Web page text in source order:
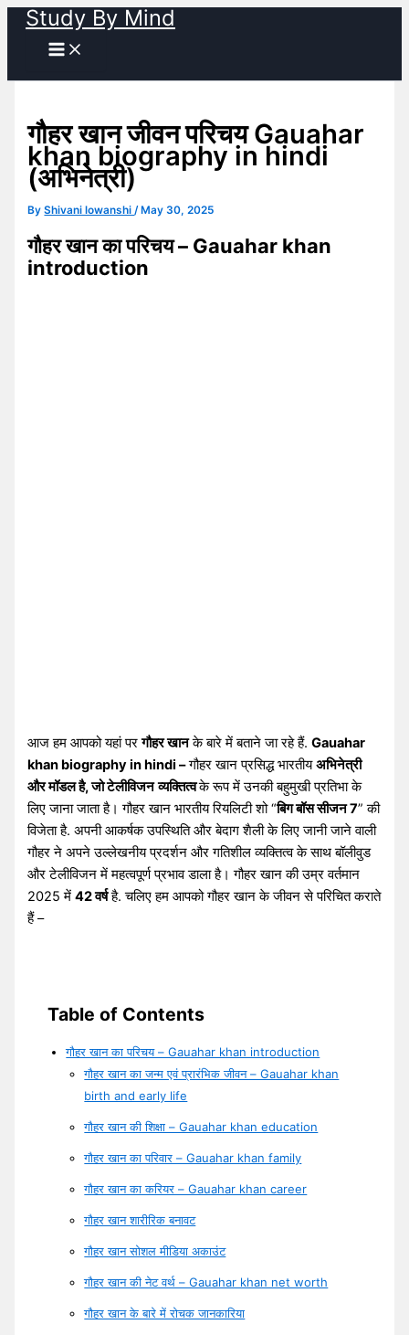
Skip
content
Study By Mind
गौहर खान जीवन परिचय Gauahar
khan biography in hindi
(अभिनेत्री)
ByShivani lowanshi/ May 30, 2025
गौहर खान का परिचय – Gauahar khan
introduction
आज हम आपको यहां परगौहर खानके बारे में बताने जा रहे हैं.Gauahar
khan biography in hindi –गौहर खान प्रसिद्ध भारतीयअभिनेत्री
और मॉडल है, जो टेलीविजन व्यक्तित्वके रूप में उनकी बहुमुखी प्रतिभा के
लिए जाना जाता है। गौहर खान भारतीय रियलिटी शो “बिग बॉस सीजन 7” की
विजेता है. अपनी आकर्षक उपस्थिति और बेदाग शैली के लिए जानी जाने वाली
गौहर ने अपने उल्लेखनीय प्रदर्शन और गतिशील व्यक्तित्व के साथ बॉलीवुड
और टेलीविजन में महत्वपूर्ण प्रभाव डाला है। गौहर खान की उम्र वर्तमान
2025 में42 वर्षहै. चलिए हम आपको गौहर खान के जीवन से परिचित कराते
हैं –
Table of Contents
गौहर खान का परिचय – Gauahar khan introduction
गौहर खान का जन्म एवं प्रारंभिक जीवन – Gauahar khan
birth and early life
गौहर खान की शिक्षा – Gauahar khan education
गौहर खान का परिवार – Gauahar khan family
गौहर खान का करियर – Gauahar khan career
गौहर खान शारीरिक बनावट
गौहर खान सोशल मीडिया अकाउंट
गौहर खान की नेट वर्थ – Gauahar khan net worth
गौहर खान के बारे में रोचक जानकारिया